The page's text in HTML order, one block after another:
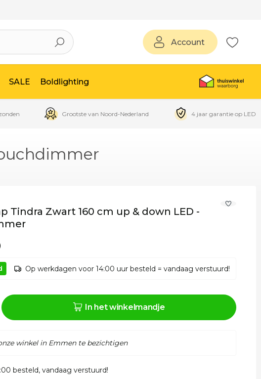
Account
SALE Boldlighting
Grootste van Noord-Nederland 4 jaar garantie op LED
Tindra Zwart 160 cm up & down LED -
Op werkdagen voor 14:00 uur besteld = vandaag verstuurd!
In het winkelmandje
winkel in Emmen te bezichtigen
besteld, vandaag verstuurd!